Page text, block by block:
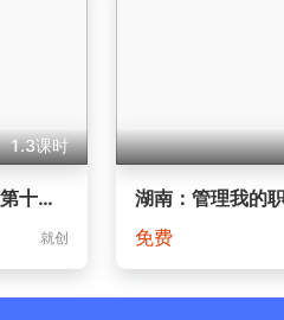
全国求职能力实训交流分享第十期：北京培训班成果分享
1.3课时
就创
湖南：管理我的
免费